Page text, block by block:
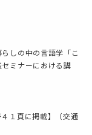
しの中の言語学「こ
ミナーにおける講
１頁に掲載】（交通